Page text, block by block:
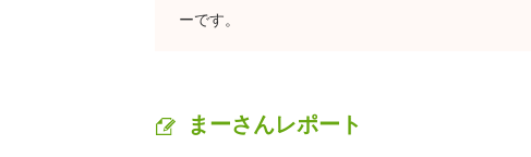
ーです。
まーさんレポート